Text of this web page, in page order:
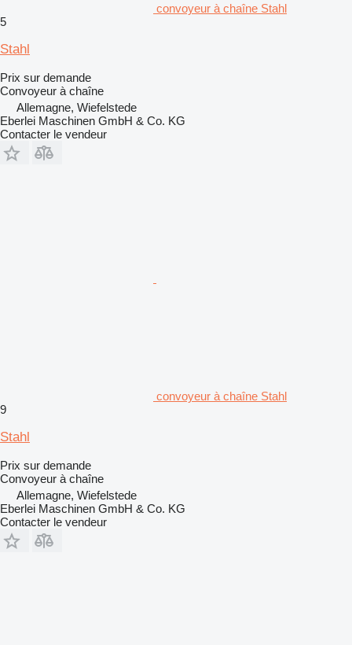
convoyeur à chaîne Stahl
5
Stahl
Prix sur demande
Convoyeur à chaîne
Allemagne, Wiefelstede
Eberlei Maschinen GmbH & Co. KG
Contacter le vendeur
convoyeur à chaîne Stahl
9
Stahl
Prix sur demande
Convoyeur à chaîne
Allemagne, Wiefelstede
Eberlei Maschinen GmbH & Co. KG
Contacter le vendeur